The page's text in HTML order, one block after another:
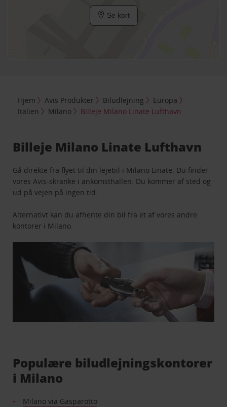
Se kort
Hjem Avis Produkter Biludlejning
Europa
Italien
Milano Billeje Milano Linate Lufthavn
Billeje Milano Linate Lufthavn
Gå direkte fra flyet til din lejebil i Milano Linate. Du finder
vores Avis-skranke i ankomsthallen. Du kommer af sted og
ud på vejen på ingen tid.
Alternativt kan du afhente din bil fra et af vores andre
kontorer i Milano.
Populære biludlejningskontorer
i Milano
Milano via Gasparotto